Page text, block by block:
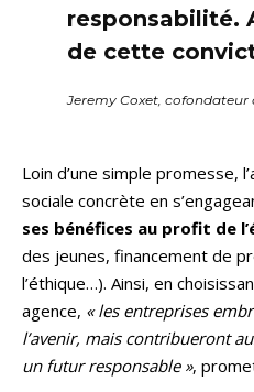
responsabilité.
de cette
Jeremy Coxet, cofondateur
Loin d’une simple promesse,
sociale concrète en
ses bénéfices au profit de
des jeunes, financement de
l’éthique…). Ainsi, en
agence, « les entreprises
l’avenir, mais contribueront
un futur responsable »,